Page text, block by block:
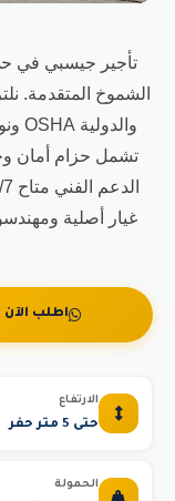
تأجير جيسبي في
الشموخ المتقدمة.
تشمل حزام أمان
غيار أصلية
اطلب الآن
الارتفاع
حتى 5 متر حفر
الحمولة